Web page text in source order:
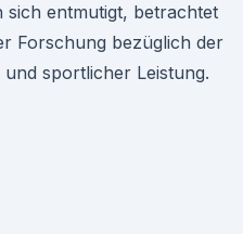
sich entmutigt, betrachtet
Forschung bezüglich der
sportlicher Leistung.